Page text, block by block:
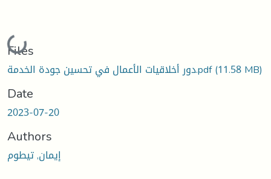
Loading...
Files
دور أخلاقيات الأعمال في تحسين جودة الخدمة.pdf(11.58 MB)
Date
2023-07-20
Authors
إيمان, تيطوم